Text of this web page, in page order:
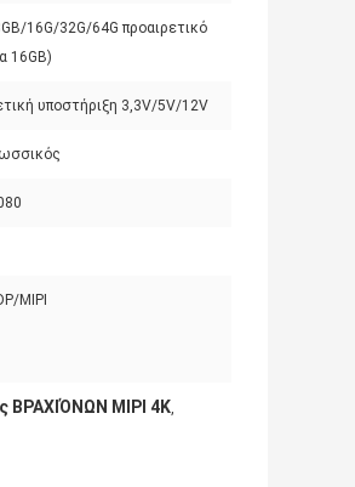
16G/32G/64G προαιρετικό
16GB)
υποστήριξη 3,3V/5V/12V
MIPI
ΒΡΑΧΙΌΝΩΝ MIPI 4K